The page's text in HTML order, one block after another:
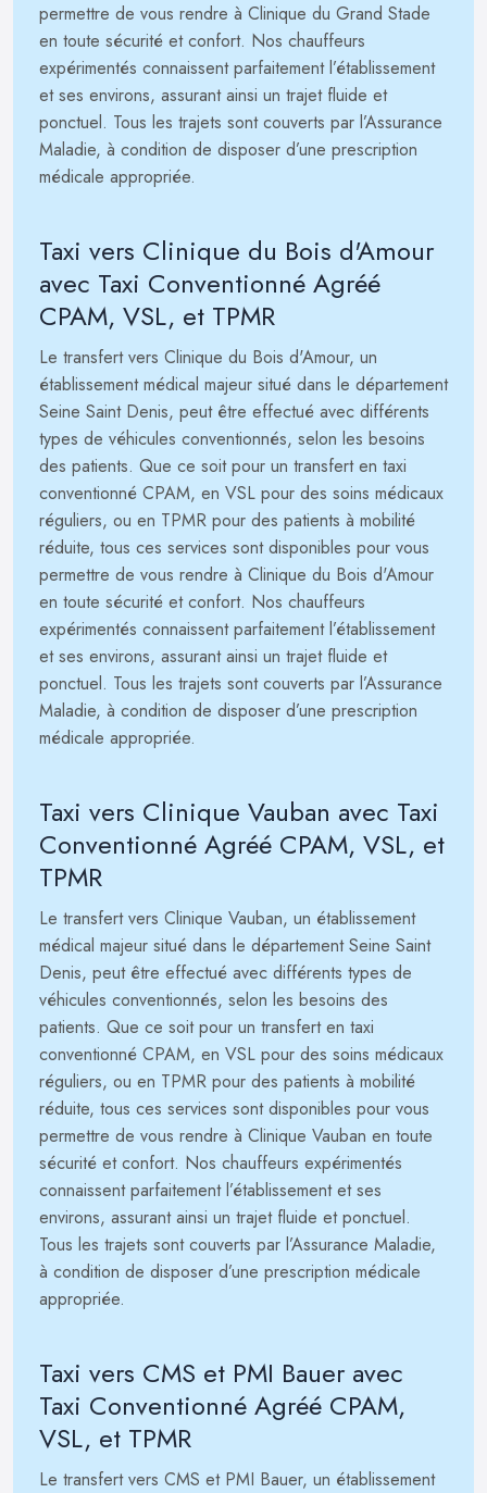
permettre de vous rendre à Clinique du Grand Stade
en toute sécurité et confort. Nos chauffeurs
expérimentés connaissent parfaitement l’établissement
et ses environs, assurant ainsi un trajet fluide et
ponctuel. Tous les trajets sont couverts par l’Assurance
Maladie, à condition de disposer d’une prescription
médicale appropriée.
Taxi vers Clinique du Bois d'Amour
avec Taxi Conventionné Agréé
CPAM, VSL, et TPMR
Le transfert vers Clinique du Bois d'Amour, un
établissement médical majeur situé dans le département
Seine Saint Denis, peut être effectué avec différents
types de véhicules conventionnés, selon les besoins
des patients. Que ce soit pour un transfert en taxi
conventionné CPAM, en VSL pour des soins médicaux
réguliers, ou en TPMR pour des patients à mobilité
réduite, tous ces services sont disponibles pour vous
permettre de vous rendre à Clinique du Bois d'Amour
en toute sécurité et confort. Nos chauffeurs
expérimentés connaissent parfaitement l’établissement
et ses environs, assurant ainsi un trajet fluide et
ponctuel. Tous les trajets sont couverts par l’Assurance
Maladie, à condition de disposer d’une prescription
médicale appropriée.
Taxi vers Clinique Vauban avec Taxi
Conventionné Agréé CPAM, VSL, et
TPMR
Le transfert vers Clinique Vauban, un établissement
médical majeur situé dans le département Seine Saint
Denis, peut être effectué avec différents types de
véhicules conventionnés, selon les besoins des
patients. Que ce soit pour un transfert en taxi
conventionné CPAM, en VSL pour des soins médicaux
réguliers, ou en TPMR pour des patients à mobilité
réduite, tous ces services sont disponibles pour vous
permettre de vous rendre à Clinique Vauban en toute
sécurité et confort. Nos chauffeurs expérimentés
connaissent parfaitement l’établissement et ses
environs, assurant ainsi un trajet fluide et ponctuel.
Tous les trajets sont couverts par l’Assurance Maladie,
à condition de disposer d’une prescription médicale
appropriée.
Taxi vers CMS et PMI Bauer avec
Taxi Conventionné Agréé CPAM,
VSL, et TPMR
Le transfert vers CMS et PMI Bauer, un établissement